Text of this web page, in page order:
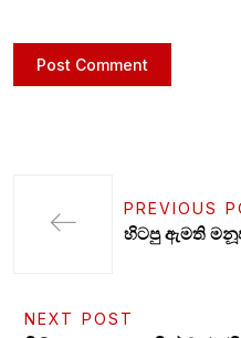
PREVIOUS
හිටපු ඇමති
NEXT POST